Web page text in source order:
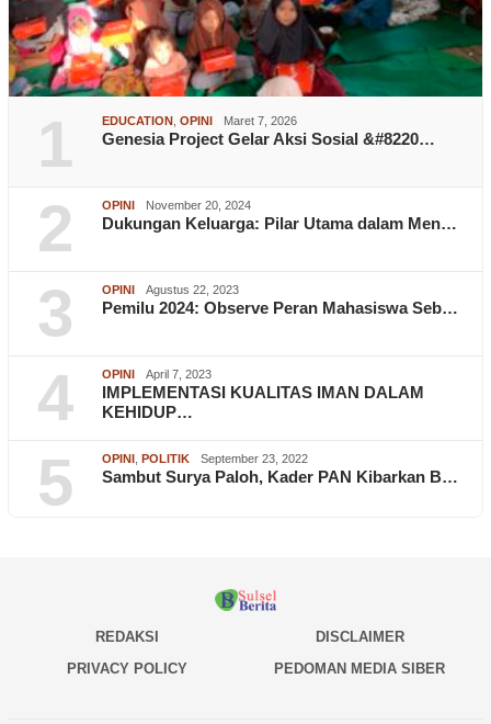
1 EDUCATION OPINI Maret 7, 2026
Genesia Project Gelar Aksi Sosial &#8220…
2 OPINI November 20, 2024
Dukungan Keluarga: Pilar Utama dalam Men…
3 OPINI Agustus 22, 2023
Pemilu 2024: Observe Peran Mahasiswa Seb…
4 OPINI April 7, 2023
IMPLEMENTASI KUALITAS IMAN DALAM
KEHIDUP…
5 OPINI POLITIK September 23, 2022
Sambut Surya Paloh, Kader PAN Kibarkan B…
REDAKSI
DISCLAIMER
PRIVACY POLICY
PEDOMAN MEDIA SIBER